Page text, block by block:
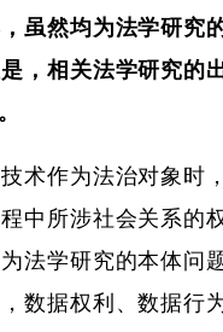
虽然均为法学研究
，相关法学研究的
作为法治对象时
中所涉社会关系的
法学研究的本体问
数据权利、数据行